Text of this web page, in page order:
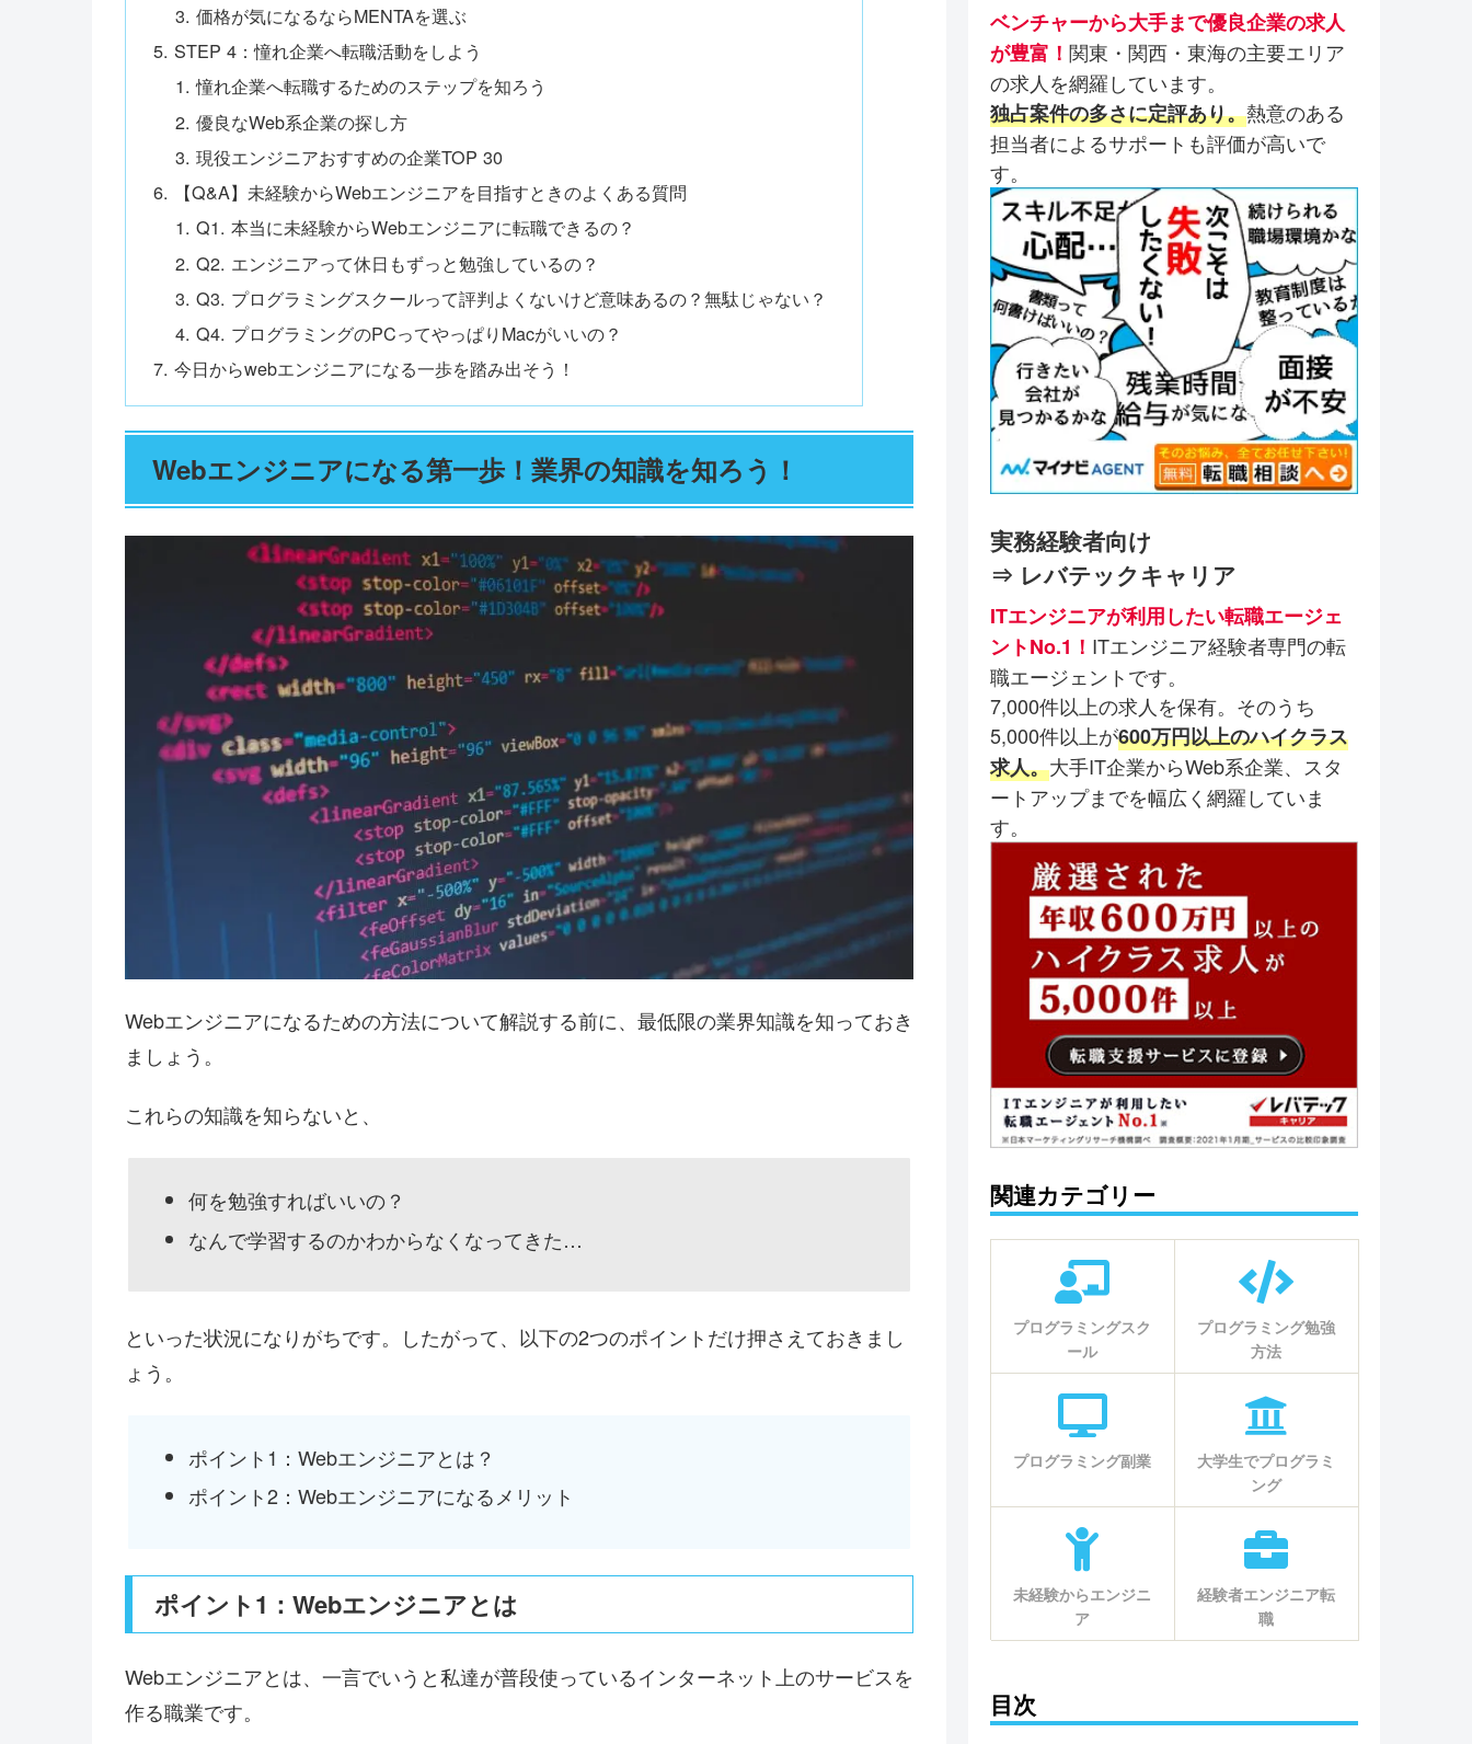
価格が気になるならMENTAを選ぶ
STEP 4：憧れ企業へ転職活動をしよう
憧れ企業へ転職するためのステップを知ろう
優良なWeb系企業の探し方
現役エンジニアおすすめの企業TOP 30
【Q&A】未経験からWebエンジニアを目指すときのよくある質問
Q1. 本当に未経験からWebエンジニアに転職できるの？
Q2. エンジニアって休日もずっと勉強しているの？
Q3. プログラミングスクールって評判よくないけど意味あるの？無駄じゃない？
Q4. プログラミングのPCってやっぱりMacがいいの？
今日からwebエンジニアになる一歩を踏み出そう！
Webエンジニアになる第一歩！業界の知識を知ろう！
Webエンジニアになるための方法について解説する前に、最低限の業界知識を知っておき
ましょう。
これらの知識を知らないと、
何を勉強すればいいの？
なんで学習するのかわからなくなってきた…
といった状況になりがちです。したがって、以下の2つのポイントだけ押さえておきまし
ょう。
ポイント1：Webエンジニアとは？
ポイント2：Webエンジニアになるメリット
ポイント1：Webエンジニアとは
Webエンジニアとは、一言でいうと私達が普段使っているインターネット上のサービスを
作る職業です。
ベンチャーから大手まで優良企業の求人
が豊富！ 関東・関西・東海の主要エリア
の求人を網羅しています。
独占案件の多さに定評あり。熱意のある
担当者によるサポートも評価が高いで
す。
実務経験者向け
⇒ レバテックキャリア
ITエンジニアが利用したい転職エージェ
ントNo.1！ ITエンジニア経験者専門の転
職エージェントです。
7,000件以上の求人を保有。そのうち
5,000件以上が600万円以上のハイクラス
求人。大手IT企業からWeb系企業、スタ
ートアップまでを幅広く網羅していま
す。
関連カテゴリー
プログラミングスク
ール
プログラミング勉強
方法
プログラミング副業
大学生でプログラミ
ング
未経験からエンジニ
ア
経験者エンジニア転
職
目次